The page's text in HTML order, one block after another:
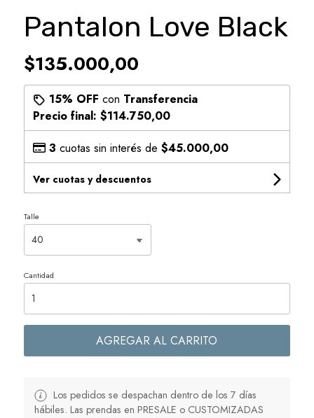
Pantalon Love Black
$135.000,00
15% OFF con Transferencia
Precio final: $114.750,00
3 cuotas sin interés de $45.000,00
Ver cuotas y descuentos
Talle
Cantidad
AGREGAR AL CARRITO
Los pedidos se despachan dentro de los 7 días
hábiles. Las prendas en PRESALE o CUSTOMIZADAS